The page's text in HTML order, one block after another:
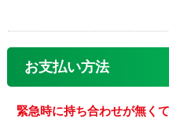
お支払い方法
緊急時に持ち合わせが無く